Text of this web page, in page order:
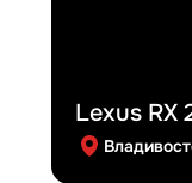
Lexus RX